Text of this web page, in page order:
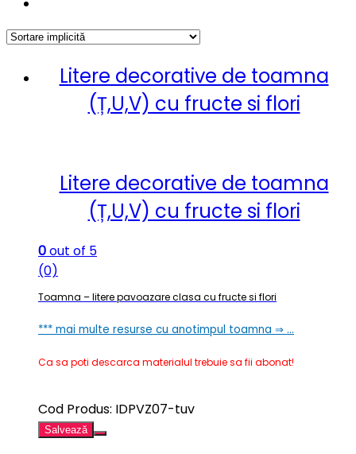
Litere decorative de toamna
(Ț,U,V) cu fructe si flori
Litere decorative de toamna
(Ț,U,V) cu fructe si flori
0out of 5
(0)
Toamna – litere pavoazare clasa cu fructe si flori
*** mai multe resurse cu anotimpul toamna ⇒ …
Ca sa poti descarca materialul trebuie sa fii abonat!
Cod Produs: IDPVZ07-tuv
Salvează